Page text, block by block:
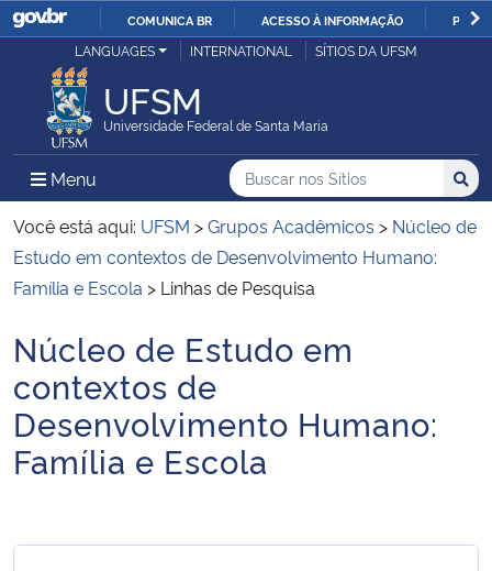
IR
COMUNICA BR ACESSO À INFORMAÇÃO
Ministério da Justiça e Segurança Pública
Ministério da Defesa
Ministério das Relações Exteriores
Ministério da Economia
Ministério da Infraestrutura
Ministério da Agricultura, Pecuária e Abastecimento
Ministério da Educação
LANGUAGES INTERNATIONAL SÍTIOS DA UFSM
UFSM
Universidade Federal de Santa Maria
Menu Menu Principal do Sítio
Busca
Buscar no nos Sítios
Busca:
Você está aqui: UFSM >Grupos Acadêmicos > Núcleo de
Estudo em contextos de Desenvolvimento Humano:
Família e Escola > Linhas de Pesquisa
Início do conteúdo
Núcleo de Estudo em
contextos de
Desenvolvimento Humano:
Família e Escola